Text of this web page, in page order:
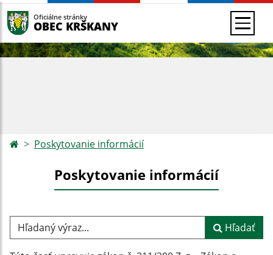
Oficiálne stránky
OBEC KRŠKANY
Poskytovanie informácií
Poskytovanie informácií
Hľadaný výraz... Hľadať